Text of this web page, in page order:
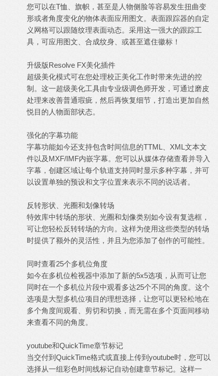
您可以在T恤、旗帜，甚至是人物侧脸等容易发生扭曲变
形或者角度变化的物体表面应用图文。表面跟踪器的自定
义网格可以跟随纹理表面动态。采用这一强大的跟踪工
具，可应用图文、合成纹身、或甚至遮住徽标！
升级版Resolve FX美化插件
超级美化模式可在您处理校正美化工作时带来先进的控
制。这一超级美化工具由专业级调色师开发，可通过磨皮
处理来改善普通瑕疵，然后再恢复细节，打造出更加自然
悦目的人物面部状态。
强化的字幕功能
字幕功能如今还支持包含时间信息的TTML、XML文本文
件以及MXF/IMF内嵌字幕。您可以从媒体存储查看并导入
字幕，创建区域让每个轨道支持同时显示多种字幕，并可
以设置单独的预设和文字位置来表示不同的说话者。
反转形状、光圈和划像转场
特效库中转场的形状、光圈和划像类别如今设有复选框，
可让您轻松反转转场的方向。这样为使用这些类型的转场
时提供了额外的灵活性，并且为您添加了创作的可能性。
同时查看25个多机位角度
如今在多机位检视器中添加了新的5x5选项，从而可让您
同时在一个多机位片段中观看多达25个不同的角度。这个
选项是大型多机位项目的理想选择，让您可以更轻松地在
多个角度间观看、剪切和切换，而无需在多个页面间移动
来查看不同的角度。
youtube和QuickTime章节标记
当交付到QuickTime格式或直接上传到youtube时，您可以
选择从一组彩色时间线标记自动创建章节标记。这样一